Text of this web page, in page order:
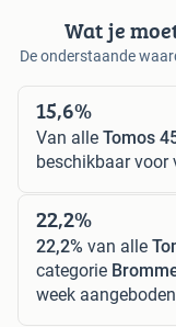
Wat je
De onderstaande
15,6%
Van alle Tomos
beschikbaar voor
22,2%
22,2% van alle
categorie
week